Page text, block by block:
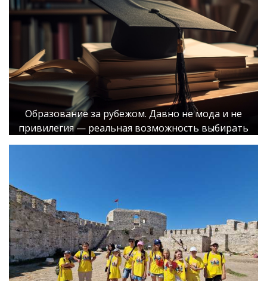
Образование за рубежом. Давно не мода и не
привилегия — реальная возможность выбирать